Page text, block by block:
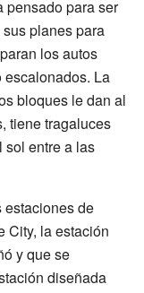
pensado para ser
planes para
los autos
escalonados. La
bloques le dan al
tiene tragaluces
sol entre a las
estaciones de
City, la estación
y que se
diseñada